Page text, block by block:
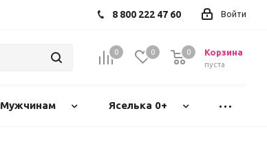
Войти
8 800 222 47 60
0 0 Корзина
пуста
0
Мужчинам Яселька 0+